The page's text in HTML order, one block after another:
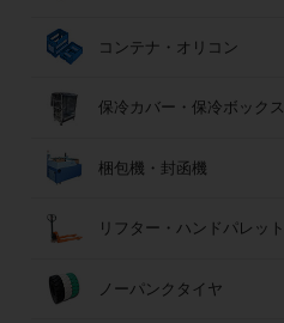
コンテナ・オリコン
保冷カバー・保冷ボックス
梱包機・封函機
リフター・ハンドパレット
ノーパンクタイヤ